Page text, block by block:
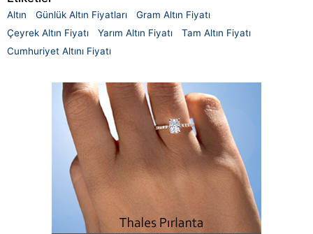
Altın Günlük Altın Fiyatları
Gram Altın Fiyatı
Çeyrek Altın Fiyatı
Yarım Altın Fiyatı
Tam Altın Fiyatı
Cumhuriyet Altını Fiyatı